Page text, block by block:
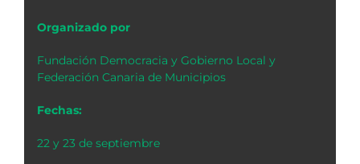
Organizado por
Fundación Democracia y Gobierno Local y
Federación Canaria de Municipios
Fechas:
22 y 23 de septiembre